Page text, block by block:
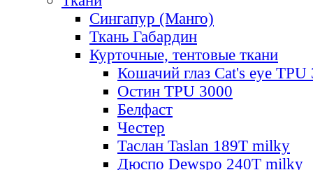
Сингапур (Манго)
Ткань Габардин
Курточные, тентовые ткани
Кошачий глаз Cat's eye TPU
Остин TPU 3000
Белфаст
Честер
Таслан Taslan 189T milky
Дюспо Dewspo 240T milky